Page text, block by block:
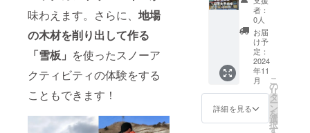
味わえます。さらに、 地場
の木材を削り出して作る
「雪板」 を使ったスノーア
クティビティの体験をする
こともできます！
によ
り、今
後のご
利用の
予約を
お願い
しま
す。 ・
場所：
THE
ITAYA
・有効
のりま
す。 ・
ラフプ
ランの
検討や
デザイ
ンのご
提案が
可能で
す。 ・
旅費
（往復
日優先
予約権
（フジ
ロッ
ク、長
岡花火
期間除
く）】
・
「THE
ITAYA」
施設完
者：
0人
お届
け予
定：
2024
年11
月
詳細を見る
こ
の
リ
タ
ー
ン
を
選
択
す